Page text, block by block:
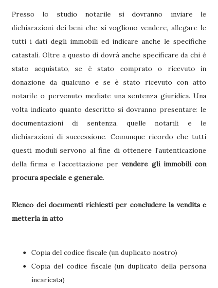
Presso lo studio notarile si dovranno inviare le
dichiarazioni dei beni che si vogliono vendere, allegare le
tutti i dati degli immobili ed indicare anche le specifiche
catastali. Oltre a questo di dovrà anche specificare da chi è
stato acquistato, se è stato comprato o ricevuto in
donazione da qualcuno e se è stato ricevuto con atto
notarile o pervenuto mediate una sentenza giuridica. Una
volta indicato quanto descritto si dovranno presentare: le
documentazioni di sentenza, quelle notarili e le
dichiarazioni di successione. Comunque ricordo che tutti
questi moduli servono al fine di ottenere l'autenticazione
della firma e l’accettazione pervendere gli immobili con
procura speciale e generale.
Elenco dei documenti richiesti per concludere la vendita e
metterla in atto
Copia del codice fiscale (un duplicato nostro)
Copia del codice fiscale (un duplicato della persona
incaricata)